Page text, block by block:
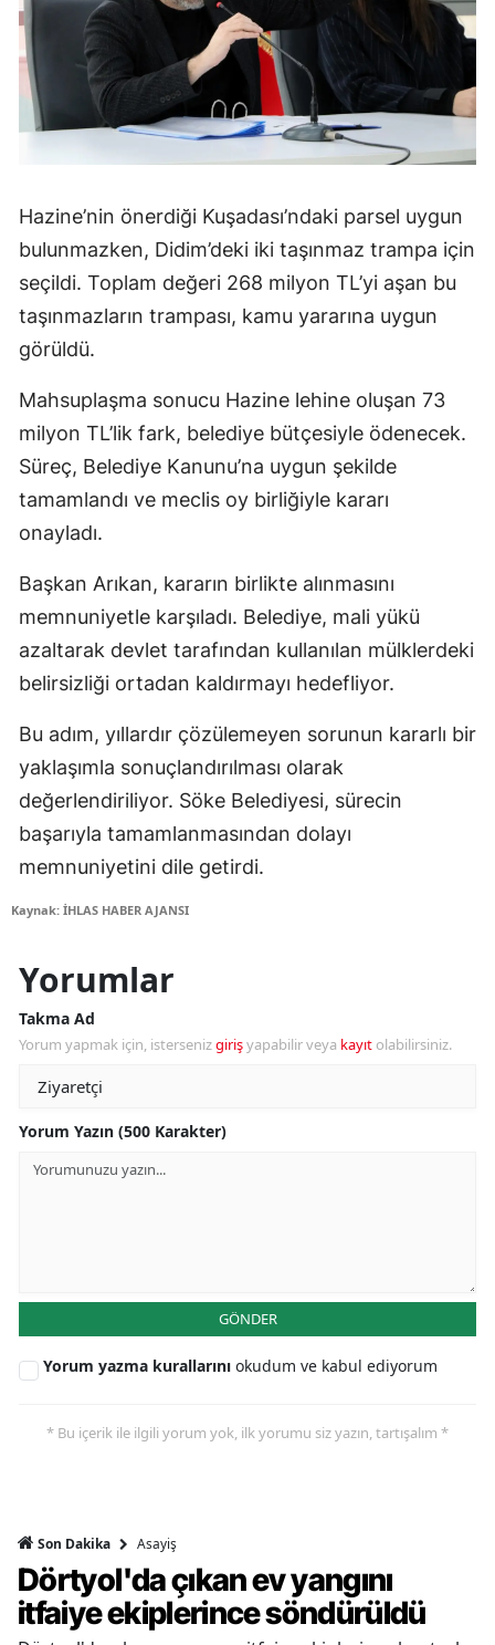
Hazine’nin önerdiği Kuşadası’ndaki parsel uygun
bulunmazken, Didim’deki iki taşınmaz trampa için
seçildi. Toplam değeri 268 milyon TL’yi aşan bu
taşınmazların trampası, kamu yararına uygun
görüldü.
Mahsuplaşma sonucu Hazine lehine oluşan 73
milyon TL’lik fark, belediye bütçesiyle ödenecek.
Süreç, Belediye Kanunu’na uygun şekilde
tamamlandı ve meclis oy birliğiyle kararı
onayladı.
Başkan Arıkan, kararın birlikte alınmasını
memnuniyetle karşıladı. Belediye, mali yükü
azaltarak devlet tarafından kullanılan mülklerdeki
belirsizliği ortadan kaldırmayı hedefliyor.
Bu adım, yıllardır çözülemeyen sorunun kararlı bir
yaklaşımla sonuçlandırılması olarak
değerlendiriliyor. Söke Belediyesi, sürecin
başarıyla tamamlanmasından dolayı
memnuniyetini dile getirdi.
Kaynak: İHLAS HABER AJANSI
Yorumlar
Takma Ad
Yorum yapmak için, istersenizgirişyapabilir veya kayıt olabilirsiniz.
Yorum Yazın (500 Karakter)
GÖNDER
Yorum yazma kurallarını okudum ve kabul ediyorum
* Bu içerik ile ilgili yorum yok, ilk yorumu siz yazın, tartışalım *
Son Dakika Asayiş
Dörtyol'da çıkan ev yangını
itfaiye ekiplerince söndürüldü